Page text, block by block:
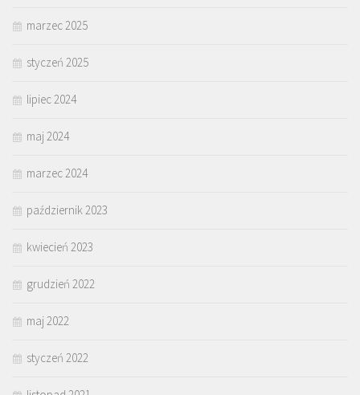
marzec 2025
styczeń 2025
lipiec 2024
maj 2024
marzec 2024
październik 2023
kwiecień 2023
grudzień 2022
maj 2022
styczeń 2022